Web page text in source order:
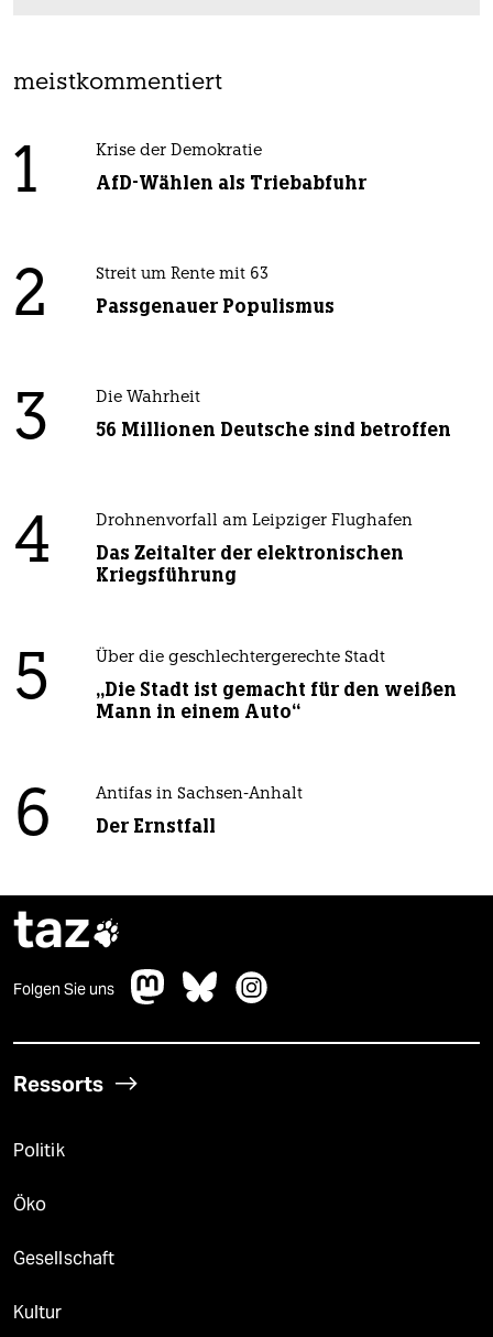
meistkommentiert
1 Krise der Demokratie
AfD-Wählen als Triebabfuhr
2 Streit um Rente mit 63
Passgenauer Populismus
3 Die Wahrheit
56 Millionen Deutsche sind betroffen
4 Drohnenvorfall am Leipziger Flughafen
Das Zeitalter der elektronischen
Kriegsführung
5 Über die geschlechtergerechte Stadt
„Die Stadt ist gemacht für den weißen
Mann in einem Auto“
6 Antifas in Sachsen-Anhalt
Der Ernstfall
taz
Folgen Sie uns
Ressorts
Politik
Öko
Gesellschaft
Kultur